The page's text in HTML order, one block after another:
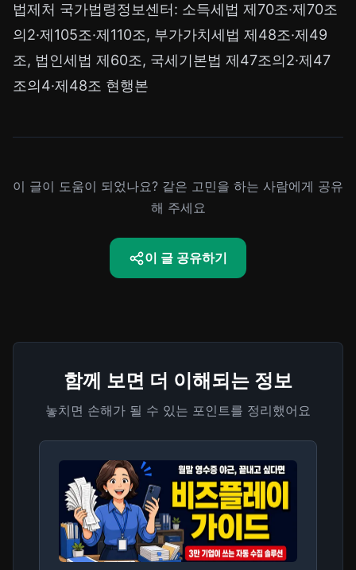
법제처 국가법령정보센터: 소득세법 제70조·제70조
의2·제105조·제110조, 부가가치세법 제48조·제49
조, 법인세법 제60조, 국세기본법 제47조의2·제47
조의4·제48조 현행본
이 글이 도움이 되었나요? 같은 고민을 하는 사람에게 공유
해 주세요
이 글 공유하기
함께 보면 더 이해되는 정보
놓치면 손해가 될 수 있는 포인트를 정리했어요